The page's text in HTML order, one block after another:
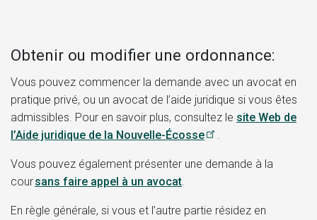
Obtenir ou modifier une ordonnance:
Vous pouvez commencer la demande avec un avocat en
pratique privé, ou un avocat de l’aide juridique si vous êtes
admissibles. Pour en savoir plus, consultez le site Web de
l’Aide juridique de la Nouvelle-Écosse
Vous pouvez également présenter une demande à la
coursans faire appel à un avocat
En règle générale, si vous et l’autre partie résidez en